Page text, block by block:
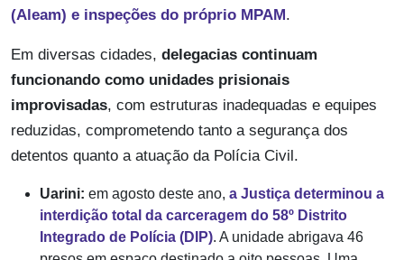
(Aleam) e inspeções do próprio MPAM .
Em diversas cidades, delegacias continuam
funcionando como unidades prisionais
improvisadas, com estruturas inadequadas e equipes
reduzidas, comprometendo tanto a segurança dos
detentos quanto a atuação da Polícia Civil.
Uarini: em agosto deste ano, a Justiça determinou a
interdição total da carceragem do 58º Distrito
Integrado de Polícia (DIP). A unidade abrigava 46